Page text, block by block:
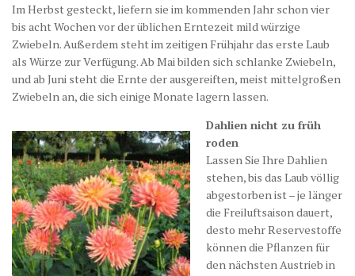
Im Herbst gesteckt, liefern sie im kommenden Jahr schon vier
bis acht Wochen vor der üblichen Erntezeit mild würzige
Zwiebeln. Au­ßerdem steht im zeitigen Frühjahr das erste Laub
als Würze zur Verfügung. Ab Mai bilden sich schlanke Zwiebeln,
und ab Juni steht die Ernte der ausgereiften, meist mittelgroßen
Zwiebeln an, die sich einige Monate lagern lassen.
Dahlien nicht zu früh
roden
Lassen Sie Ihre Dahlien
stehen, bis das Laub völlig
abgestorben ist – je länger
die Freiluftsaison dauert,
desto mehr Reservestoffe
können die Pflanzen für
den nächsten Austrieb in